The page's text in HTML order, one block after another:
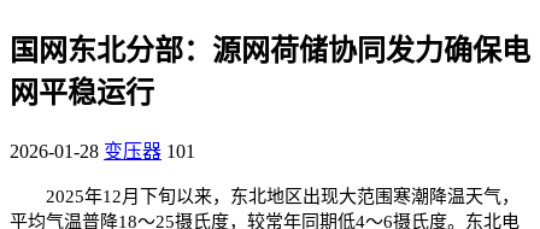
国网东北分部：源网荷储协同发力确保电
网平稳运行
2026-01-28 变压器 101
2025年12月下旬以来，东北地区出现大范围寒潮降温天气，
平均气温普降18～25摄氏度，较常年同期低4～6摄氏度。东北电